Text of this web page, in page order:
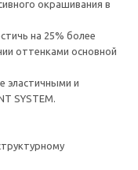
окрашивания в
на 25% более
оттенками основной
эластичными и
SYSTEM.